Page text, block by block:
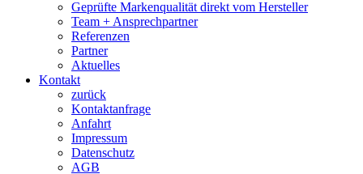
Geprüfte Markenqualität direkt vom Hersteller
Team + Ansprechpartner
Referenzen
Partner
Aktuelles
Kontakt
zurück
Kontaktanfrage
Anfahrt
Impressum
Datenschutz
AGB